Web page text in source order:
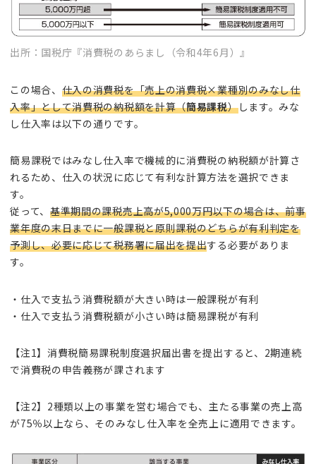
出所：国税庁『消費税のあらまし（令和4年6月）』
この場合、 仕入の消費税を「売上の消費税×業種別のみなし仕
入率」として消費税の納税額を計算（簡易課税）します。みな
し仕入率は以下の通りです。
簡易課税ではみなし仕入率で機械的に消費税の納税額が計算さ
れるため、仕入の状況に応じて有利な計算方法を選択できま
す。
従って、 基準期間の課税売上高が5,000万円以下の場合は、前事
業年度の末日までに一般課税と原則課税のどちらが有利判定を
予測し、必要に応じて税務署に届出を提出する必要がありま
す。
・仕入で支払う消費税額が大きい時は一般課税が有利
・仕入で支払う消費税額が小さい時は簡易課税が有利
【注1】消費税簡易課税制度選択届出書を提出すると、2期連続
で消費税の申告義務が課されます
【注2】2種類以上の事業を営む場合でも、主たる事業の売上高
が75％以上なら、そのみなし仕入率を全売上に適用できます。